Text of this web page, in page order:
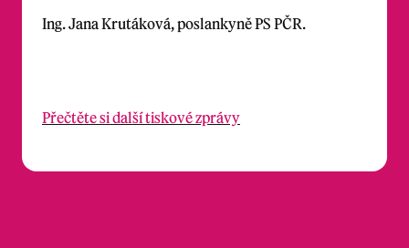
Ing. Jana Krutáková, poslankyně PS PČR.
Přečtěte si další tiskové zprávy